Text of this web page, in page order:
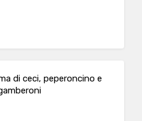
di ceci, peperoncino e